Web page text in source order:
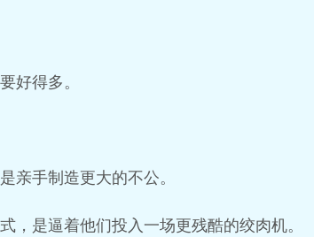
好得多。
亲手制造更大的不公。
，是逼着他们投入一场更残酷的绞肉机。